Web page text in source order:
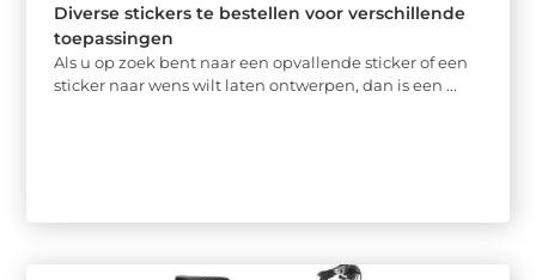
Diverse stickers te bestellen voor verschillende
toepassingen
Als u op zoek bent naar een opvallende sticker of een
sticker naar wens wilt laten ontwerpen, dan is een ...